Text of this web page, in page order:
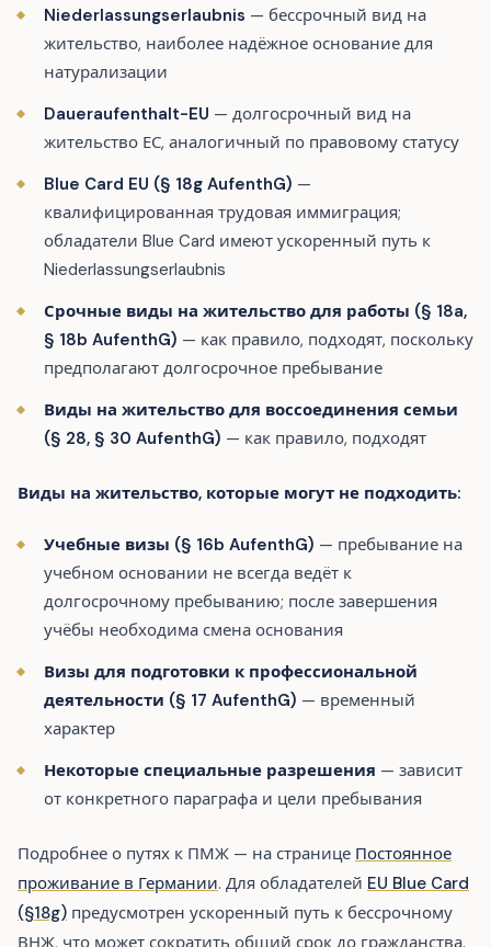
Niederlassungserlaubnis — бессрочный вид на
жительство, наиболее надёжное основание для
натурализации
Daueraufenthalt-EU — долгосрочный вид на
жительство ЕС, аналогичный по правовому статусу
Blue Card EU (§ 18g AufenthG) —
квалифицированная трудовая иммиграция;
обладатели Blue Card имеют ускоренный путь к
Niederlassungserlaubnis
Срочные виды на жительство для работы (§ 18a,
§ 18b AufenthG) — как правило, подходят, поскольку
предполагают долгосрочное пребывание
Виды на жительство для воссоединения семьи
(§ 28, § 30 AufenthG) — как правило, подходят
Виды на жительство, которые могут не подходить:
Учебные визы (§ 16b AufenthG) — пребывание на
учебном основании не всегда ведёт к
долгосрочному пребыванию; после завершения
учёбы необходима смена основания
Визы для подготовки к профессиональной
деятельности (§ 17 AufenthG) — временный
характер
Некоторые специальные разрешения — зависит
от конкретного параграфа и цели пребывания
Подробнее о путях к ПМЖ — на странице Постоянное
проживание в Германии. Для обладателей EU Blue Card
(§18g) предусмотрен ускоренный путь к бессрочному
ВНЖ, что может сократить общий срок до гражданства.